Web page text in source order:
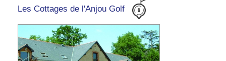
Les Cottages de l'Anjou Golf